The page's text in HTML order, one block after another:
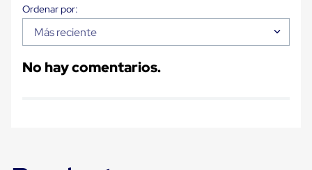
para
Tarimas
Plastico
de
Más reciente
No hay comentarios.